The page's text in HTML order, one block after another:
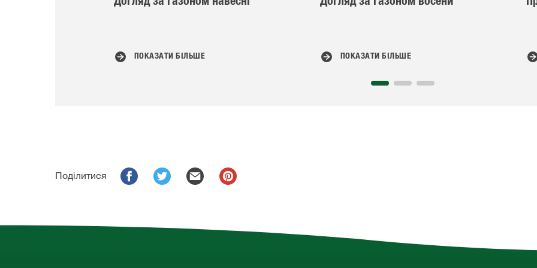
Догляд за газоном навесні
ПОКАЗАТИ БІЛЬШЕ
Догляд за газоном восени
ПОКАЗАТИ БІЛЬШЕ
Поділитися